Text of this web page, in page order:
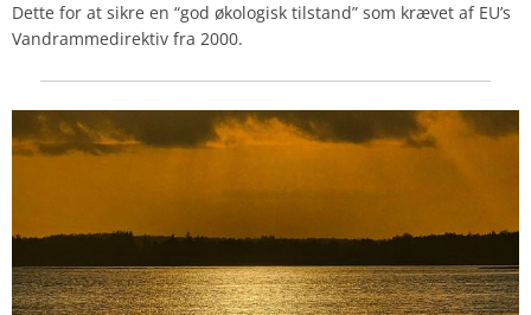
Dette for at sikre en “god økologisk tilstand” som krævet af EU’s
Vandrammedirektiv fra 2000.